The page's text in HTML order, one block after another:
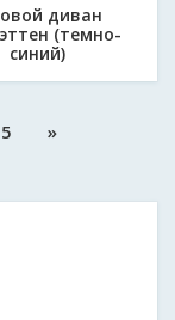
диван
(темно-
синий)
5 »